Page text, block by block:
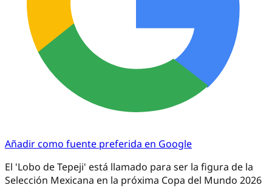
Añadir como fuente preferida en Google
El 'Lobo de Tepeji' está llamado para ser la figura de la
Selección Mexicana en la próxima Copa del Mundo 2026